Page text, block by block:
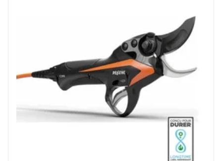
QUAD SSV UTV
PIECES DETACHEES
CONTACT